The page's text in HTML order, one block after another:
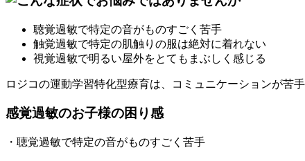
聴覚過敏で特定の音がものすごく苦手
触覚過敏で特定の肌触りの服は絶対に着れない
視覚過敏で明るい屋外をとてもまぶしく感じる
ロジコの運動学習特化型療育は、コミュニケーションが苦
感覚過敏のお子様の困り感
・聴覚過敏で特定の音がものすごく苦手